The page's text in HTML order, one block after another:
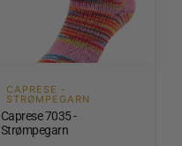
CAPRESE -
STRØMPEGARN
Caprese 7035 -
Strømpegarn